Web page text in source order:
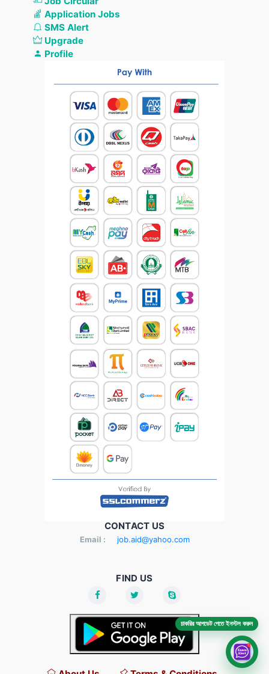
Application Jobs
SMS Alert
Upgrade
Profile
CONTACT US
Email : job.aid@yahoo.com
FIND US
চাকরির আপডেট পেতে ইনস্টল করুন